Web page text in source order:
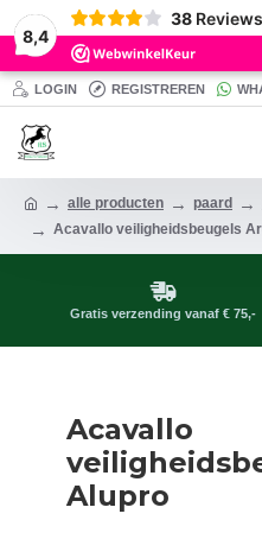
8,4
38 Reviews
LOGIN REGISTREREN
alle producten paard
Acavallo veiligheidsbeugels
Gratis verzending vanaf € 75,-
Acavallo
Alupro